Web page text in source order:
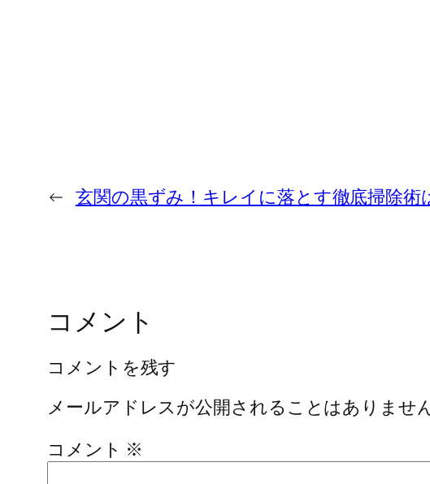
← 玄関の黒ずみ！キレイに落とす徹底掃除術
コメント
コメントを残す
メールアドレスが公開されることはありません
コメント ※